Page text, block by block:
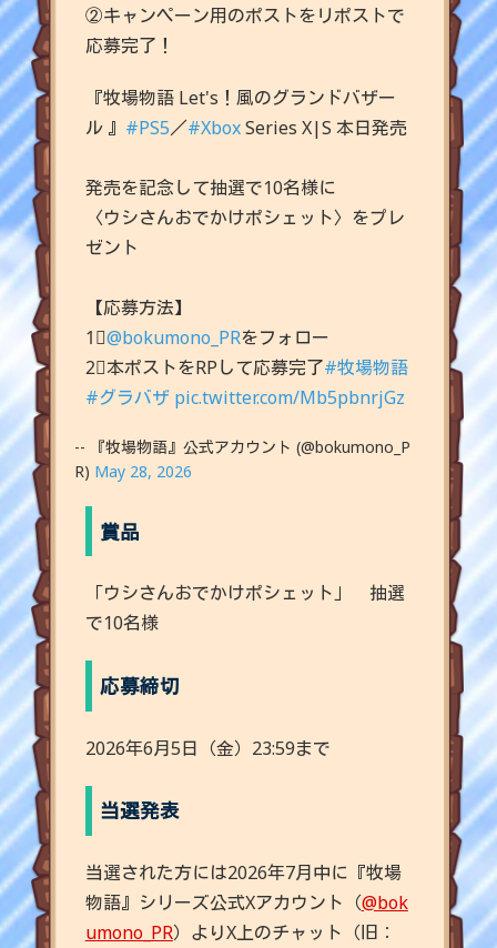
②キャンペーン用のポストをリポストで
応募完了！
『牧場物語 Let's！風のグランドバザー
ル 』 #PS5／#XboxSeries X|S 本日発売
発売を記念して抽選で10名様に
〈ウシさんおでかけポシェット〉をプレ
ゼント
【応募方法】
1⃣@bokumono_PRをフォロー
2⃣本ポストをRPして応募完了#牧場物語
#グラバザ pic.twitter.com/Mb5pbnrjGz
-- 『牧場物語』公式アカウント (@bokumono_P
R) May 28, 2026
賞品
「ウシさんおでかけポシェット」 抽選
で10名様
応募締切
2026年6月5日（金）23:59まで
当選発表
当選された方には2026年7月中に『牧場
物語』シリーズ公式Xアカウント（@bok
umono_PR）よりX上のチャット（旧：